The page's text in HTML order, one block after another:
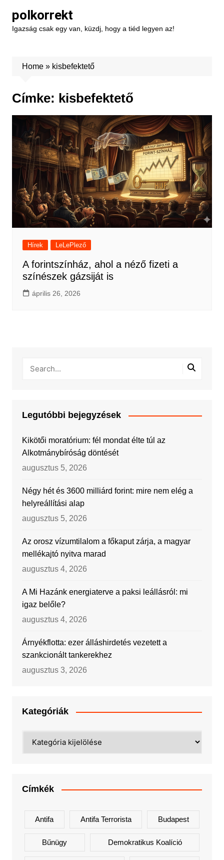
content
polkorrekt
Igazság csak egy van, küzdj, hogy a tiéd legyen az!
Home» kisbefektető
Címke: kisbefektető
Hírek LeLePlező
A forintszínház, ahol a néző fizeti a
színészek gázsiját is
április 26, 2026
Legutóbbi bejegyzések
Kikötői moratórium: fél mondat élte túl az
Alkotmánybíróság döntését
augusztus 5, 2026
Négy hét és 3600 milliárd forint: mire nem elég a
helyreállítási alap
augusztus 5, 2026
Az orosz vízumtilalom a főkaput zárja, a magyar
mellékajtó nyitva marad
augusztus 4, 2026
A Mi Hazánk energiaterve a paksi leállásról: mi
igaz belőle?
augusztus 4, 2026
Árnyékflotta: ezer álláshirdetés vezetett a
szankcionált tankerekhez
augusztus 3, 2026
Kategóriák
Címkék
Antifa Antifa Terrorista Budapest
Bűnügy Demokratikus Koalíció